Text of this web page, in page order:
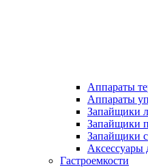
Аппараты
Аппараты
Запайщики
Запайщики
Запайщики
Аксессуары
Гастроемкости